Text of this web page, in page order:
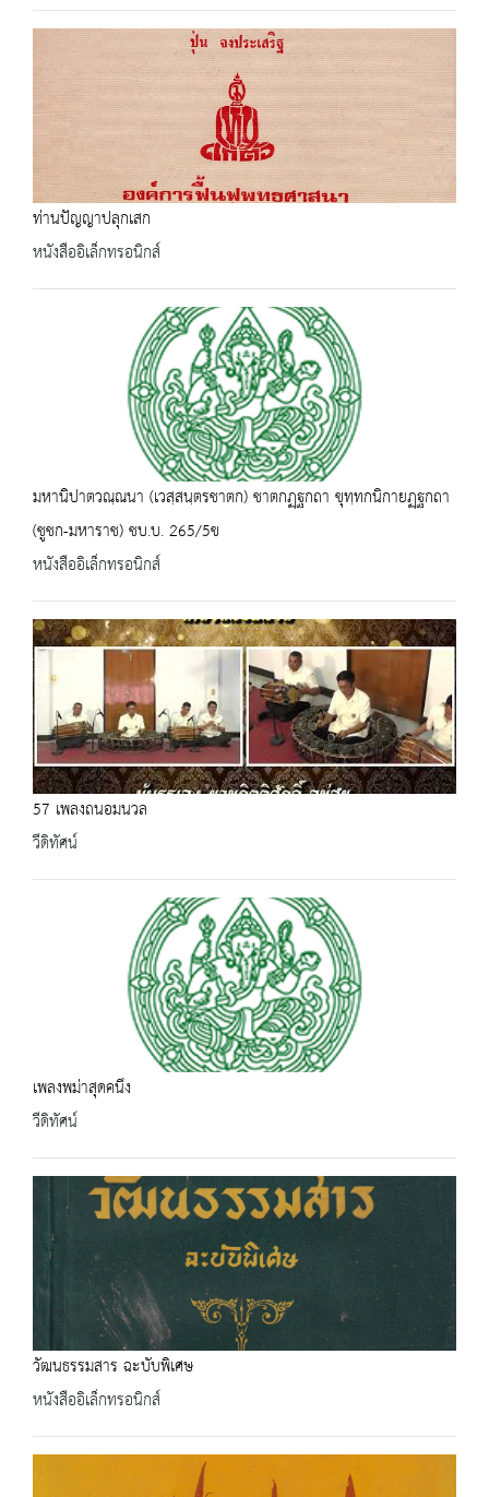
ท่านปัญญาปลุกเสก
หนังสืออิเล็กทรอนิกส์
มหานิปาตวณฺณนา (เวสฺสนฺตรชาตก) ชาตกฏฺฐกถา ขุทฺทกนิกายฏฺฐกถา
(ชูชก-มหาราช) ชบ.บ. 265/5ข
หนังสืออิเล็กทรอนิกส์
57 เพลงถนอมนวล
วีดิทัศน์
เพลงพม่าสุดคนึง
วีดิทัศน์
วัฒนธรรมสาร ฉะบับพิเศษ
หนังสืออิเล็กทรอนิกส์